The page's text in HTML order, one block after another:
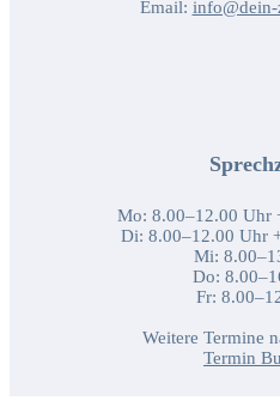
Email:
Mo: 8.00–12.00 Uhr
Di: 8.00–12.00 Uhr
Mi:
Do:
Fr:
Weitere Termine
Termin